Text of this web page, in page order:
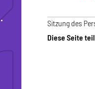
Sitzung des
Diese Seite